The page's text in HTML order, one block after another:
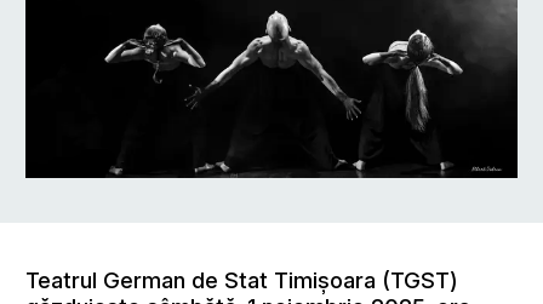
Teatrul German de Stat Timișoara (TGST)